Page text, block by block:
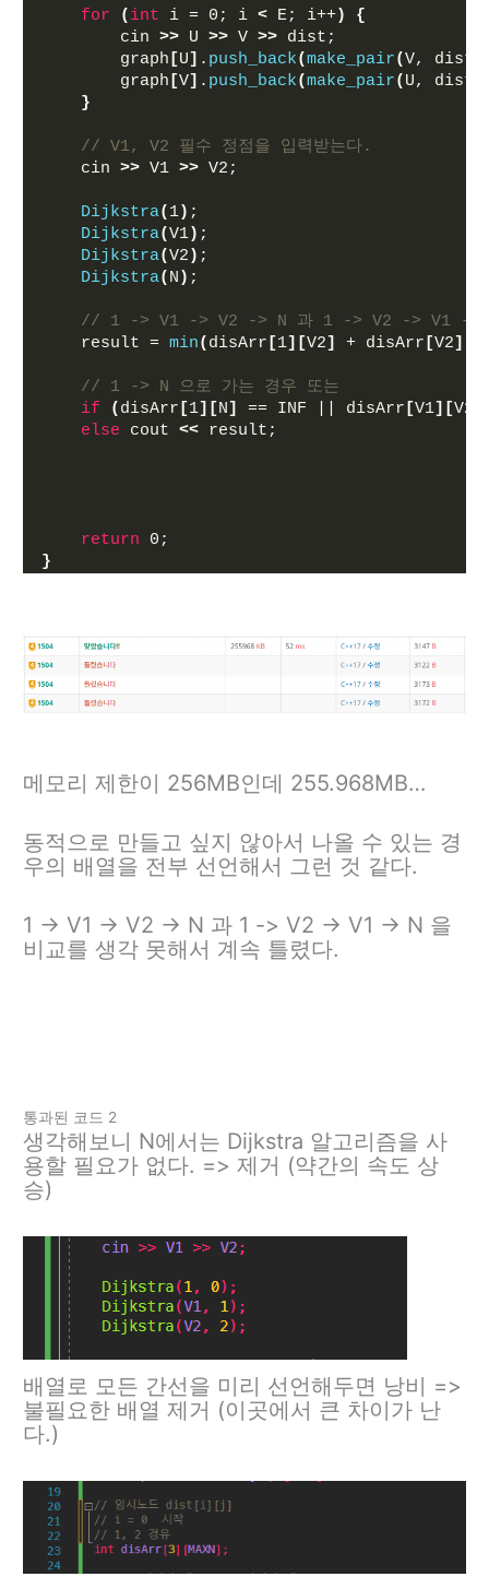
for ( int i = 0; i < E; i++)
{
        cin
>> U >> V >> dist;
        graph
[U] . push_back(make_pair(V, dist
        graph
[V] . push_back(make_pair( U, dist
}
// V1, V2 필수 정점을 입력받는다.
    cin
>> V1 >> V2;
Dijkstra( 1) ;
Dijkstra(V1) ;
Dijkstra(V2 ) ;
Dijkstra( N ) ;
// 1 -> V1 -> V2 -> N 과 1 -> V2 -> V1 ->
    result =
min( disArr [1][V2] + disArr [V2][
// 1 -> N 으로 가는 경우 또는
if
( disArr [1][N] == INF || disArr [V1][V2
else cout << result;
return 0;
}
메모리 제한이 256MB인데 255.968MB…
동적으로 만들고 싶지 않아서 나올 수 있는 경
우의 배열을 전부 선언해서 그런 것 같다.
1 -> V1 -> V2 -> N 과 1 -> V2 -> V1 -> N 을
비교를 생각 못해서 계속 틀렸다.
통과된 코드 2
생각해보니 N에서는 Dijkstra 알고리즘을 사
용할 필요가 없다. => 제거 (약간의 속도 상
승)
배열로 모든 간선을 미리 선언해두면 낭비 =>
불필요한 배열 제거 (이곳에서 큰 차이가 난
다.)